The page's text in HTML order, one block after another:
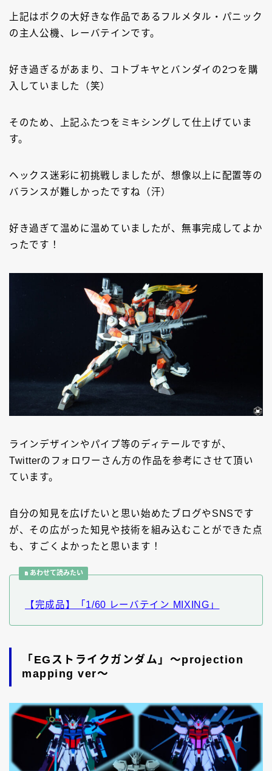
上記はボクの大好きな作品であるフルメタル・パニック
の主人公機、レーバテインです。
好き過ぎるがあまり、コトブキヤとバンダイの2つを購
入していました（笑）
そのため、上記ふたつをミキシングして仕上げていま
す。
ヘックス迷彩に初挑戦しましたが、想像以上に配置等の
バランスが難しかったですね（汗）
好き過ぎて温めに温めていましたが、無事完成してよか
ったです！
ラインデザインやパイプ等のディテールですが、
Twitterのフォロワーさん方の作品を参考にさせて頂い
ています。
自分の知見を広げたいと思い始めたブログやSNSです
が、その広がった知見や技術を組み込むことができた点
も、すごくよかったと思います！
あわせて読みたい
【完成品】「1/60 レーバテイン MIXING」
「EGストライクガンダム」～projection
mapping ver～